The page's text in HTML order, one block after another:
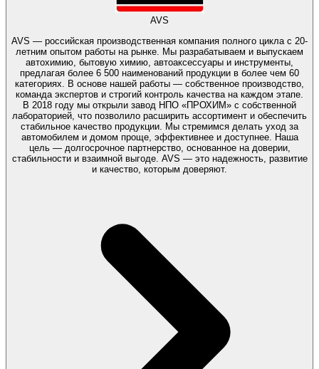
AVS
AVS — российская производственная компания полного цикла с 20-
летним опытом работы на рынке. Мы разрабатываем и выпускаем
автохимию, бытовую химию, автоаксессуары и инструменты,
предлагая более 6 500 наименований продукции в более чем 60
категориях. В основе нашей работы — собственное производство,
команда экспертов и строгий контроль качества на каждом этапе.
В 2018 году мы открыли завод НПО «ПРОХИМ» с собственной
лабораторией, что позволило расширить ассортимент и обеспечить
стабильное качество продукции. Мы стремимся делать уход за
автомобилем и домом проще, эффективнее и доступнее. Наша
цель — долгосрочное партнерство, основанное на доверии,
стабильности и взаимной выгоде. AVS — это надежность, развитие
и качество, которым доверяют.